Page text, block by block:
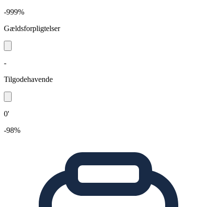
-999%
Gældsforpligtelser
-
Tilgodehavende
0'
-98%